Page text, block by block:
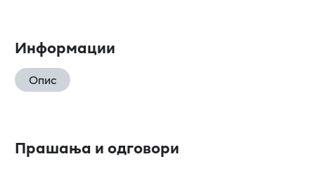
Информации
Опис
Прашања и одговори